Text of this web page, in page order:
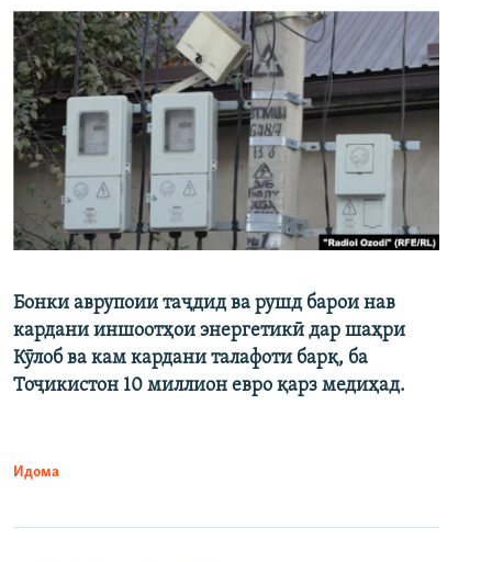
Бонки аврупоии таҷдид ва рушд барои нав
кардани иншоотҳои энергетикӣ дар шаҳри
Кӯлоб ва кам кардани талафоти барқ, ба
Тоҷикистон 10 миллион евро қарз медиҳад.
Идома